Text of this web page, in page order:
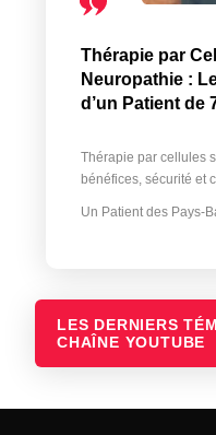
Thérapie par
Neuropathie :
d’un Patient de
Thérapie par cellules
bénéfices, sécurité et
Un Patient des Pays-
LES DERNIERS
CHAÎNE YOUTUBE